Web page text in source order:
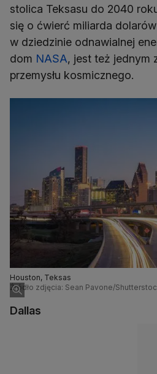
stolica Teksasu do 2040
się o ćwierć miliarda
w dziedzinie odnawialnej
dom NASA, jest też jednym
przemysłu kosmicznego.
Houston, Teksas
Źródło zdjęcia: Sean Pavone/
Dallas